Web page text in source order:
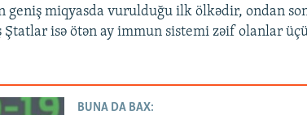
geniş miqyasda vurulduğu ilk ölkədir, ondan
isə ötən ay immun sistemi zəif olanlar
BUNA DA BAX: